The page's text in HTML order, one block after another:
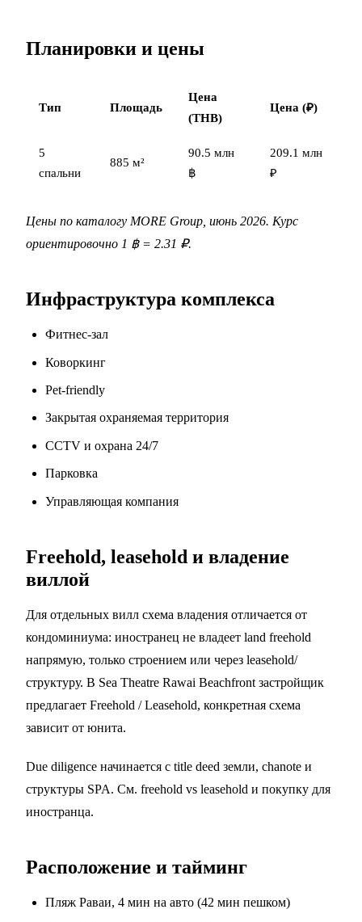
Планировки и цены
Тип Площадь
Цена
(THB)
Цена (₽)
5
спальни
885 м²
90.5 млн
฿
209.1 млн
₽
Цены по каталогу MORE Group, июнь 2026. Курс
ориентировочно 1 ฿ = 2.31 ₽.
Инфраструктура комплекса
Фитнес-зал
Коворкинг
Pet-friendly
Закрытая охраняемая территория
CCTV и охрана 24/7
Парковка
Управляющая компания
Freehold, leasehold и владение
виллой
Для отдельных вилл схема владения отличается от
кондоминиума: иностранец не владеет land freehold
напрямую, только строением или через leasehold/
структуру. В Sea Theatre Rawai Beachfront застройщик
предлагает Freehold / Leasehold, конкретная схема
зависит от юнита.
Due diligence начинается с title deed земли, chanote и
структуры SPA. См. freehold vs leasehold и покупку для
иностранца.
Расположение и тайминг
Пляж Раваи, 4 мин на авто (42 мин пешком)